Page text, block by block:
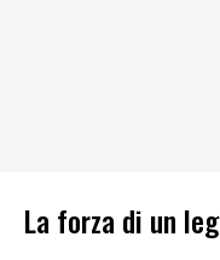
La forza di un